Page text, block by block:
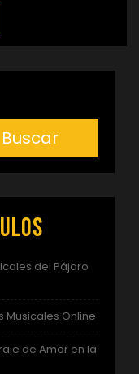
Buscar
del Pájaro
Musicales Online
de Amor en la